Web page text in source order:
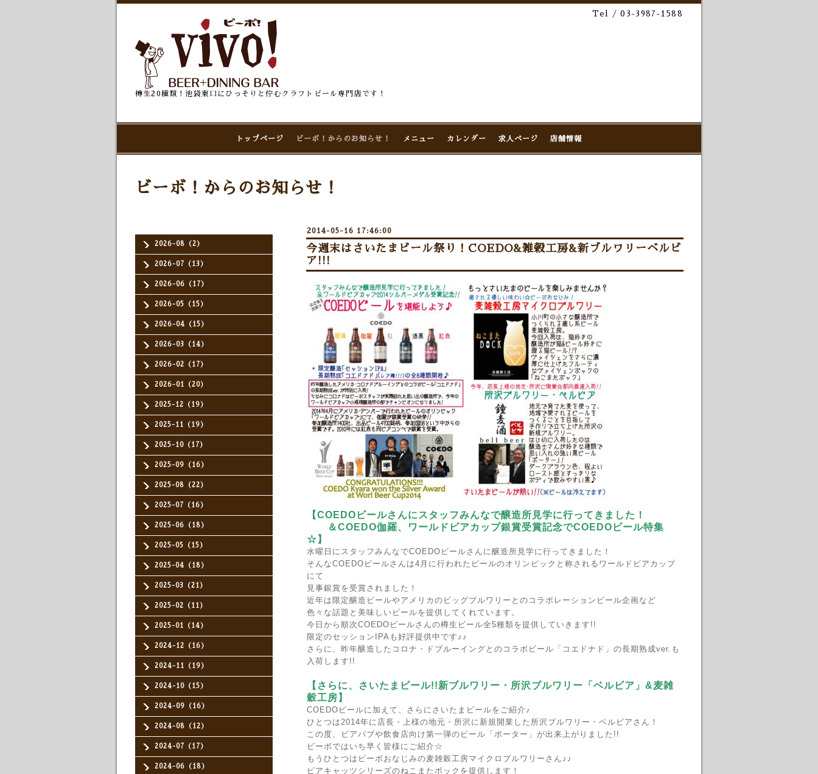
Tel / 03-3987-1588
樽生20種類！池袋東口にひっそりと佇むクラフトビール専門店です！
トップページ ビーボ！からのお知らせ！ メニュー カレンダー 求人ページ 店舗情報
2026-08（2）
2026-07（13）
2026-06（17）
2026-05（15）
2026-04（15）
2026-03（14）
2026-02（17）
2026-01（20）
2025-12（19）
2025-11（19）
2025-10（17）
2025-09（16）
2025-08（22）
2025-07（16）
2025-06（18）
2025-05（15）
2025-04（18）
2025-03（21）
2025-02（11）
2025-01（14）
2024-12（16）
2024-11（19）
2024-10（15）
2024-09（16）
2024-08（12）
2024-07（17）
2024-06（18）
ビーボ！からのお知らせ！
2014-05-16 17:46:00
今週末はさいたまビール祭り！COEDO&雑穀工房&新ブルワリーベルビ
ア!!!
【COEDOビールさんにスタッフみんなで醸造所見学に行ってきました！
＆COEDO伽羅、ワールドビアカップ銀賞受賞記念でCOEDOビール特集
☆】
水曜日にスタッフみんなでCOEDOビールさんに醸造所見学に行ってきました！
そんなCOEDOビールさんは4月に行われたビールのオリンピックと称されるワールドビアカップ
にて
見事銀賞を受賞されました！
近年は限定醸造ビールやアメリカのビッグブルワリーとのコラボレーションビール企画など
色々な話題と美味しいビールを提供してくれています。
今日から順次COEDOビールさんの樽生ビール全5種類を提供していきます!!
限定のセッションIPAも好評提供中です♪♪
さらに、昨年醸造したコロナ・ドブルーイングとのコラボビール「コエドナド」の長期熟成ver.も
入荷します!!
【さらに、さいたまビール!!新ブルワリー・所沢ブルワリー「ベルビア」&麦雑
穀工房】
COEDOビールに加えて、さらにさいたまビールをご紹介♪
ひとつは2014年に店長・上様の地元・所沢に新規開業した所沢ブルワリー・ベルビアさん！
この度、ビアパブや飲食店向け第一弾のビール「ポーター」が出来上がりました!!
ビーボではいち早く皆様にご紹介☆
もうひとつはビーボおなじみの麦雑穀工房マイクロブルワリーさん♪♪
ビアキャッツシリーズのねこまたボックを提供します！